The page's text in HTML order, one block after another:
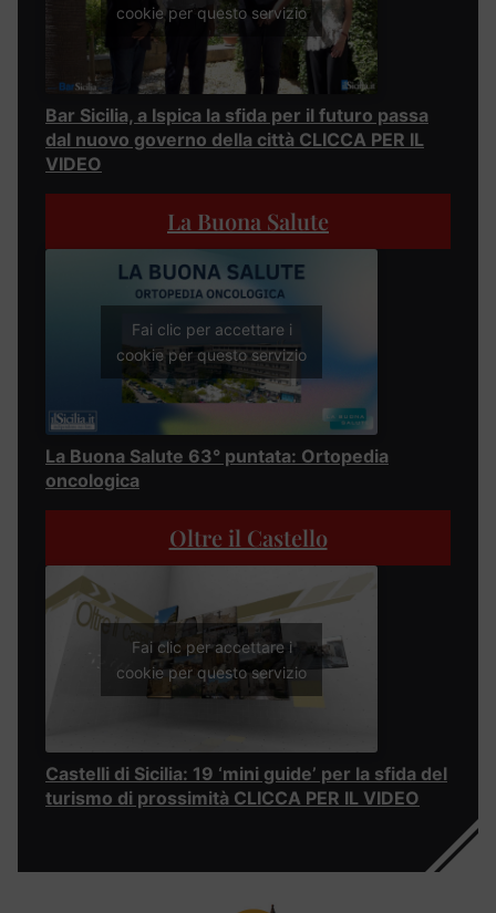
cookie per questo servizio
Bar Sicilia, a Ispica la sfida per il futuro passa
dal nuovo governo della città CLICCA PER IL
VIDEO
La Buona Salute
Fai clic per accettare i
cookie per questo servizio
La Buona Salute 63° puntata: Ortopedia
oncologica
Oltre il Castello
Fai clic per accettare i
cookie per questo servizio
Castelli di Sicilia: 19 ‘mini guide’ per la sfida del
turismo di prossimità CLICCA PER IL VIDEO